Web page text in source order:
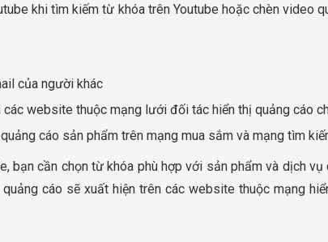
khi tìm kiếm từ khóa trên Youtube hoặc chèn video
của người khác
các website thuộc mạng lưới đối tác hiển thị quảng cáo
cáo sản phẩm trên mạng mua sắm và mạng tìm
bạn cần chọn từ khóa phù hợp với sản phẩm và dịch
cáo sẽ xuất hiện trên các website thuộc mạng